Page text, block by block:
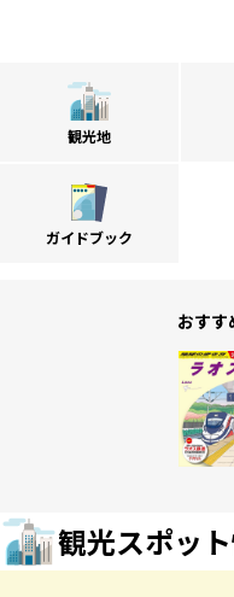
観光地
ガイドブック
おすす
観光スポッ